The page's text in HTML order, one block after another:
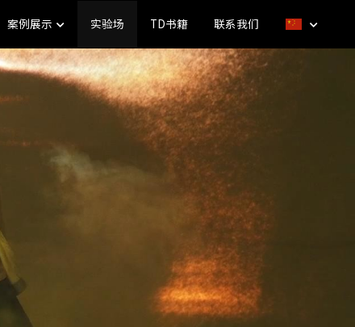
案例展示 实验场 TD书籍 联系我们